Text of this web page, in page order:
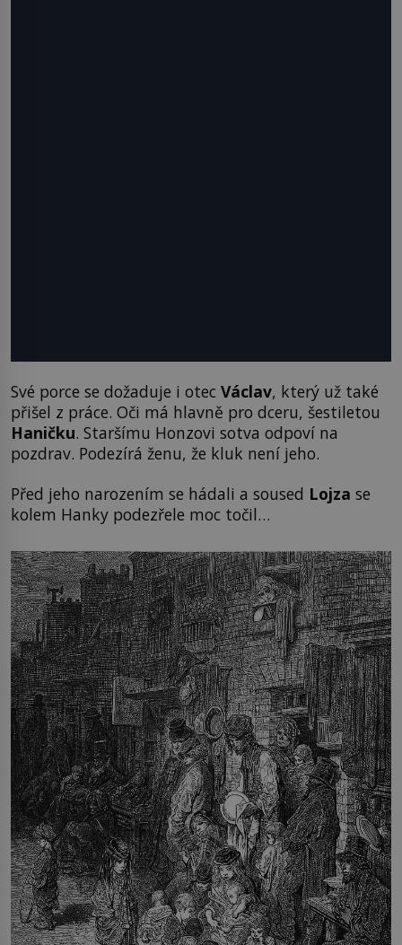
Své porce se dožaduje i otec Václav, který už také
přišel z práce. Oči má hlavně pro dceru, šestiletou
Haničku. Staršímu Honzovi sotva odpoví na
pozdrav. Podezírá ženu, že kluk není jeho.
Před jeho narozením se hádali a soused Lojza se
kolem Hanky podezřele moc točil…